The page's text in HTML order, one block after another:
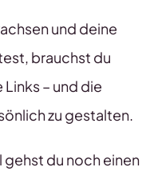
und deine
brauchst du
– und die
zu gestalten.
du noch einen